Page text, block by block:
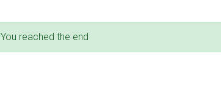
You reached the end